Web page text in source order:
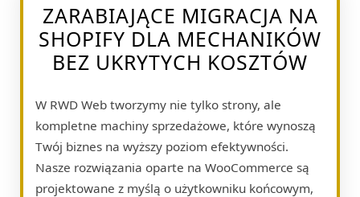
ZARABIAJĄCE MIGRACJA NA
SHOPIFY DLA MECHANIKÓW
BEZ UKRYTYCH KOSZTÓW
W RWD Web tworzymy nie tylko strony, ale
kompletne machiny sprzedażowe, które wynoszą
Twój biznes na wyższy poziom efektywności.
Nasze rozwiązania oparte na WooCommerce są
projektowane z myślą o użytkowniku końcowym,